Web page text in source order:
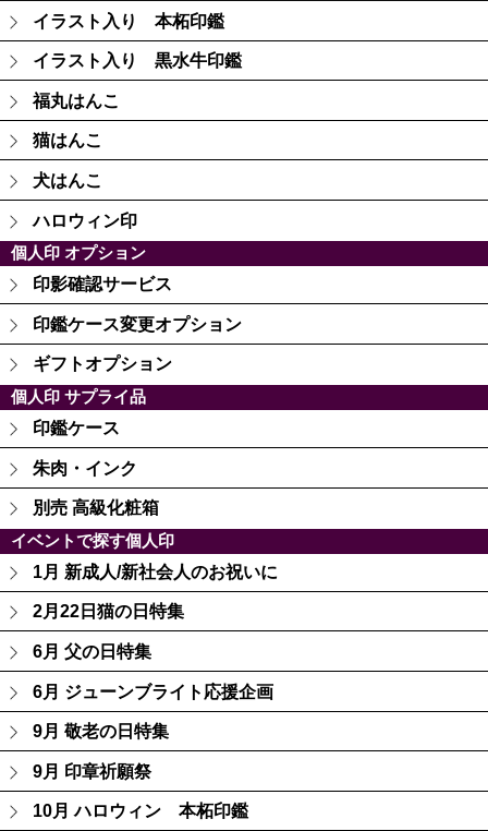
イラスト入り 本柘印鑑
イラスト入り 黒水牛印鑑
福丸はんこ
猫はんこ
犬はんこ
ハロウィン印
個人印 オプション
印影確認サービス
印鑑ケース変更オプション
ギフトオプション
個人印 サプライ品
印鑑ケース
朱肉・インク
別売 高級化粧箱
イベントで探す個人印
1月 新成人/新社会人のお祝いに
2月22日猫の日特集
6月 父の日特集
6月 ジューンブライト応援企画
9月 敬老の日特集
9月 印章祈願祭
10月 ハロウィン 本柘印鑑